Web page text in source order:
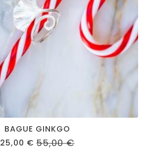
BAGUE GINKGO
55,00€
ORIGINAL
25,00 € CURRENT